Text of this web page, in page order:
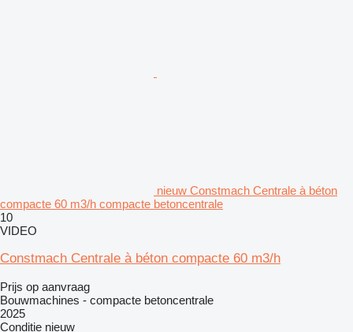
nieuw Constmach Centrale à béton
compacte 60 m3/h compacte betoncentrale
10
VIDEO
Constmach Centrale à béton compacte 60 m3/h
Prijs op aanvraag
Bouwmachines - compacte betoncentrale
2025
Conditie nieuw